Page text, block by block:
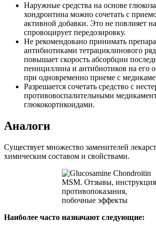
Наружные средства на основе
хондроитина можно сочетать с
активной добавки. Это не повлияет на
спровоцирует передозировку.
Не рекомендовано принимать
антибиотиками тетрациклинового
повышает скорость абсорбции
пенициллина и антибиотиков на его
при одновременно приеме с
Разрешается сочетать средство с
противовоспалительными
глюкокортикоидами.
Аналоги
Существует множество заменителей
химическим составом и свойствами.
Наиболее часто назначают следующие: